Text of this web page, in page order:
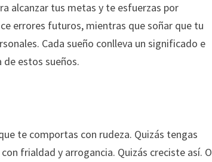
alcanzar tus metas y te esfuerzas por
errores futuros, mientras que soñar que tu
Cada sueño conlleva un significado e
estos sueños.
te comportas con rudeza. Quizás tengas
frialdad y arrogancia. Quizás creciste así. O